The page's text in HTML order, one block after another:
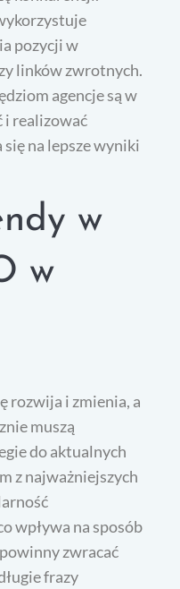
pozycji w
linków zwrotnych.
agencje są w
i realizować
się na lepsze wyniki
w
w
rozwija i zmienia, a
muszą
do aktualnych
z najważniejszych
wpływa na sposób
zwracać
frazy